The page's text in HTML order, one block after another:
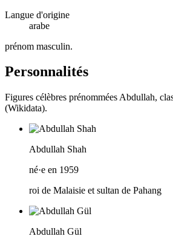
Langue d'origine
arabe
prénom masculin.
Personnalités
Figures célèbres prénommées Abdullah,
(Wikidata).
Abdullah Shah
né·e en 1959
roi de Malaisie et sultan de Pahang
Abdullah Gül